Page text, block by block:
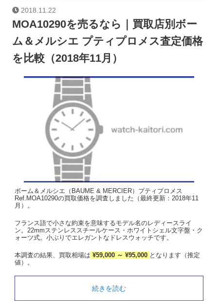
2018.11.22
MOA10290を売るなら｜買取店別ボー
ム＆メルシエ プティプロメス査定価格
を比較（2018年11月）
ボーム＆メルシエ（BAUME & MERCIER）プティプロメス
Ref.MOA10290の買取価格を調査しました（最終更新：2018年11
月）。
フランス語で小さな約束を意味するモデル名のレディースライ
ン。22mmステンレススチールケース・ホワイトシェル文字盤・ク
ォーツ式。小ぶりでエレガントなドレスウォッチです。
本調査の結果、買取相場は ¥59,000 ～ ¥95,000 となります（推定
値）。
続きを読む